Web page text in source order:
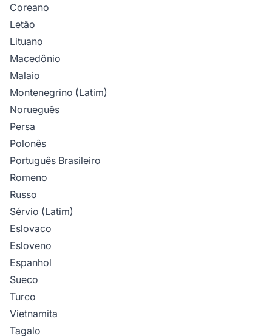
Coreano
Letão
Lituano
Macedônio
Malaio
Montenegrino (Latim)
Norueguês
Persa
Polonês
Português Brasileiro
Romeno
Russo
Sérvio (Latim)
Eslovaco
Esloveno
Espanhol
Sueco
Turco
Vietnamita
Tagalo